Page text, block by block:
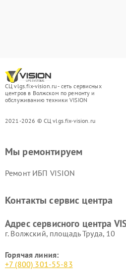
СЦ vlgs.fix-vision.ru - сеть сервисных
центров в Волжском по ремонту и
обслуживанию техники VISION
2021-2026 © СЦ vlgs.fix-vision.ru
Мы ремонтируем
Ремонт ИБП VISION
Контакты сервис центра
Адрес сервисного центра
г. Волжский, площадь Труда, 10
Горячая линия:
+7 (800) 301-55-83